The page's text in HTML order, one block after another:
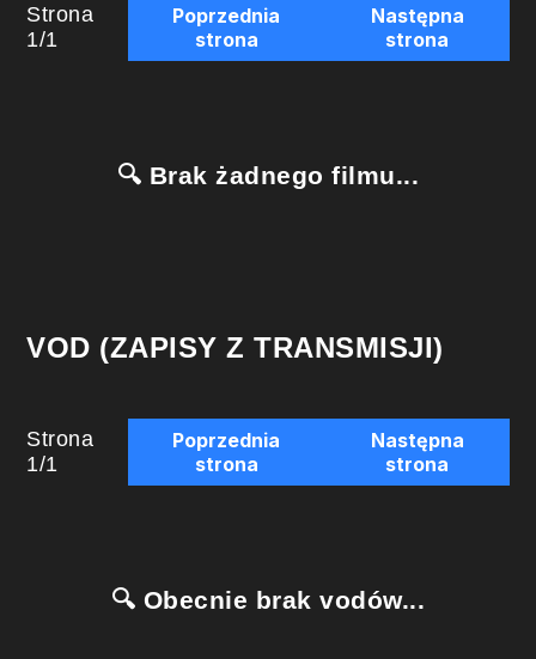
Strona
1/1
Poprzednia
strona
Następna
strona
🔍 Brak żadnego filmu...
VOD (ZAPISY Z TRANSMISJI)
Strona
1/1
Poprzednia
strona
Następna
strona
🔍 Obecnie brak vodów...